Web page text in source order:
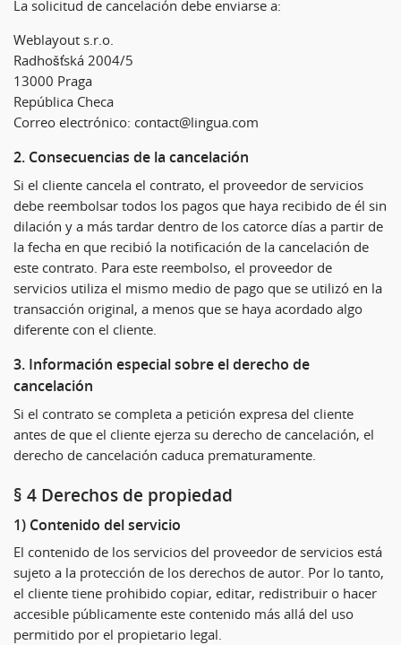
La solicitud de cancelación debe enviarse a:
Weblayout s.r.o.
Radhošťská 2004/5
13000 Praga
República Checa
Correo electrónico: contact@lingua.com
2. Consecuencias de la cancelación
Si el cliente cancela el contrato, el proveedor de servicios
debe reembolsar todos los pagos que haya recibido de él sin
dilación y a más tardar dentro de los catorce días a partir de
la fecha en que recibió la notificación de la cancelación de
este contrato. Para este reembolso, el proveedor de
servicios utiliza el mismo medio de pago que se utilizó en la
transacción original, a menos que se haya acordado algo
diferente con el cliente.
3. Información especial sobre el derecho de
cancelación
Si el contrato se completa a petición expresa del cliente
antes de que el cliente ejerza su derecho de cancelación, el
derecho de cancelación caduca prematuramente.
§ 4 Derechos de propiedad
1) Contenido del servicio
El contenido de los servicios del proveedor de servicios está
sujeto a la protección de los derechos de autor. Por lo tanto,
el cliente tiene prohibido copiar, editar, redistribuir o hacer
accesible públicamente este contenido más allá del uso
permitido por el propietario legal.